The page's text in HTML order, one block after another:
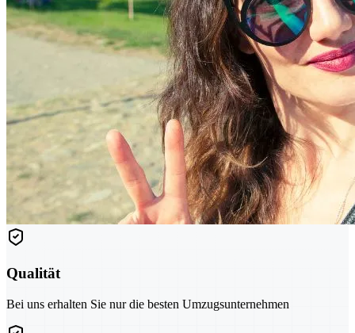
Qualität
Bei uns erhalten Sie nur die besten Umzugsunternehmen